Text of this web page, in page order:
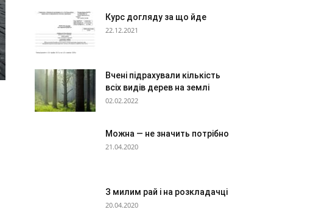
Курс догляду за що йде
22.12.2021
Вчені підрахували кількість
всіх видів дерев на землі
02.02.2022
Можна — не значить потрібно
21.04.2020
З милим рай і на розкладачці
20.04.2020